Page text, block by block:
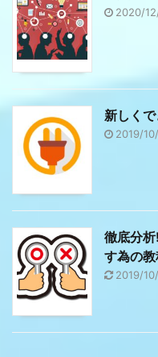
2020/
新しく
2019/
徹底分
す為の
2019/